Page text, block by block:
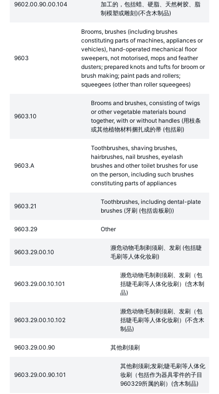
9602.00.90.00.104
加工的，包括蜡、硬脂、天然树胶、脂
制模塑或雕刻)(不含木制品)
9603
Brooms, brushes (including brushes
constituting parts of machines, appliances or
vehicles), hand-operated mechanical floor
sweepers, not motorised, mops and feather
dusters; prepared knots and tufts for broom or
brush making; paint pads and rollers;
squeegees (other than roller squeegees)
9603.10
Brooms and brushes, consisting of twigs
or other vegetable materials bound
together, with or without handles (用枝条
或其他植物材料捆扎成的帚 (包括刷)
9603.A
Toothbrushes, shaving brushes,
hairbrushes, nail brushes, eyelash
brushes and other toilet brushes for use
on the person, including such brushes
constituting parts of appliances
9603.21
Toothbrushes, including dental-plate
brushes (牙刷 (包括齿板刷))
9603.29 Other
9603.29.00.10
濒危动物毛制剃须刷、发刷 (包括睫
毛刷等人体化妆刷)
9603.29.00.10.101
濒危动物毛制剃须刷、发刷（包
括睫毛刷等人体化妆刷）(含木制
品)
9603.29.00.10.102
濒危动物毛制剃须刷、发刷（包
括睫毛刷等人体化妆刷）(不含木
制品)
9603.29.00.90 其他剃须刷
9603.29.00.90.101
其他剃须刷;发刷;睫毛刷等人体化
妆刷（包括作为器具零件的子目
960329所属的刷）(含木制品)